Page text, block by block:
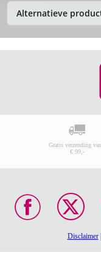
Alternatieve
Gratis verzending
€ 99,-
Disclaimer|